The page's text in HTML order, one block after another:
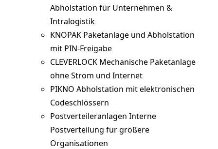
Abholstation für Unternehmen &
Intralogistik
KNOPAK Paketanlage und Abholstation
mit PIN-Freigabe
CLEVERLOCK Mechanische Paketanlage
ohne Strom und Internet
PIKNO Abholstation mit elektronischen
Codeschlössern
Postverteileranlagen Interne
Postverteilung für größere
Organisationen